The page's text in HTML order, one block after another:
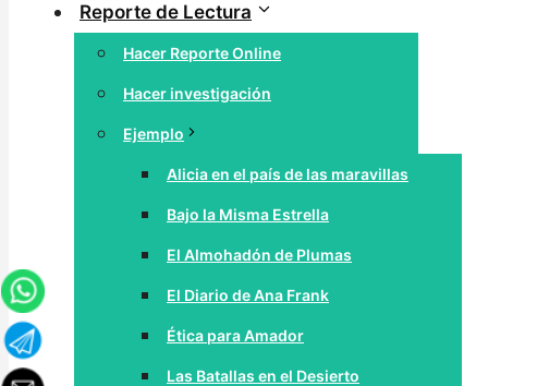
Reporte de Lectura
Hacer Reporte Online
Hacer investigación
Ejemplo
Alicia en el país de las maravillas
Bajo la Misma Estrella
El Almohadón de Plumas
El Diario de Ana Frank
Ética para Amador
Las Batallas en el Desierto